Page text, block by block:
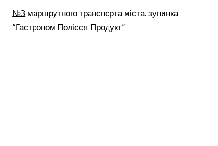
№3 маршрутного транспорта міста, зупинка:
“Гастроном Полісся-Продукт”.